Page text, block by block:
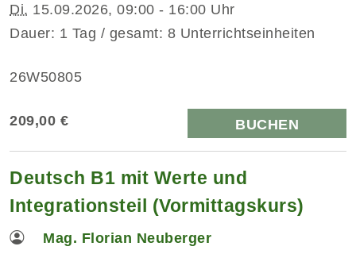
Di. 15.09.2026, 09:00 - 16:00 Uhr
Dauer: 1 Tag / gesamt: 8 Unterrichtseinheiten
26W50805
209,00 € BUCHEN
Deutsch B1 mit Werte und
Integrationsteil (Vormittagskurs)
Mag. Florian Neuberger